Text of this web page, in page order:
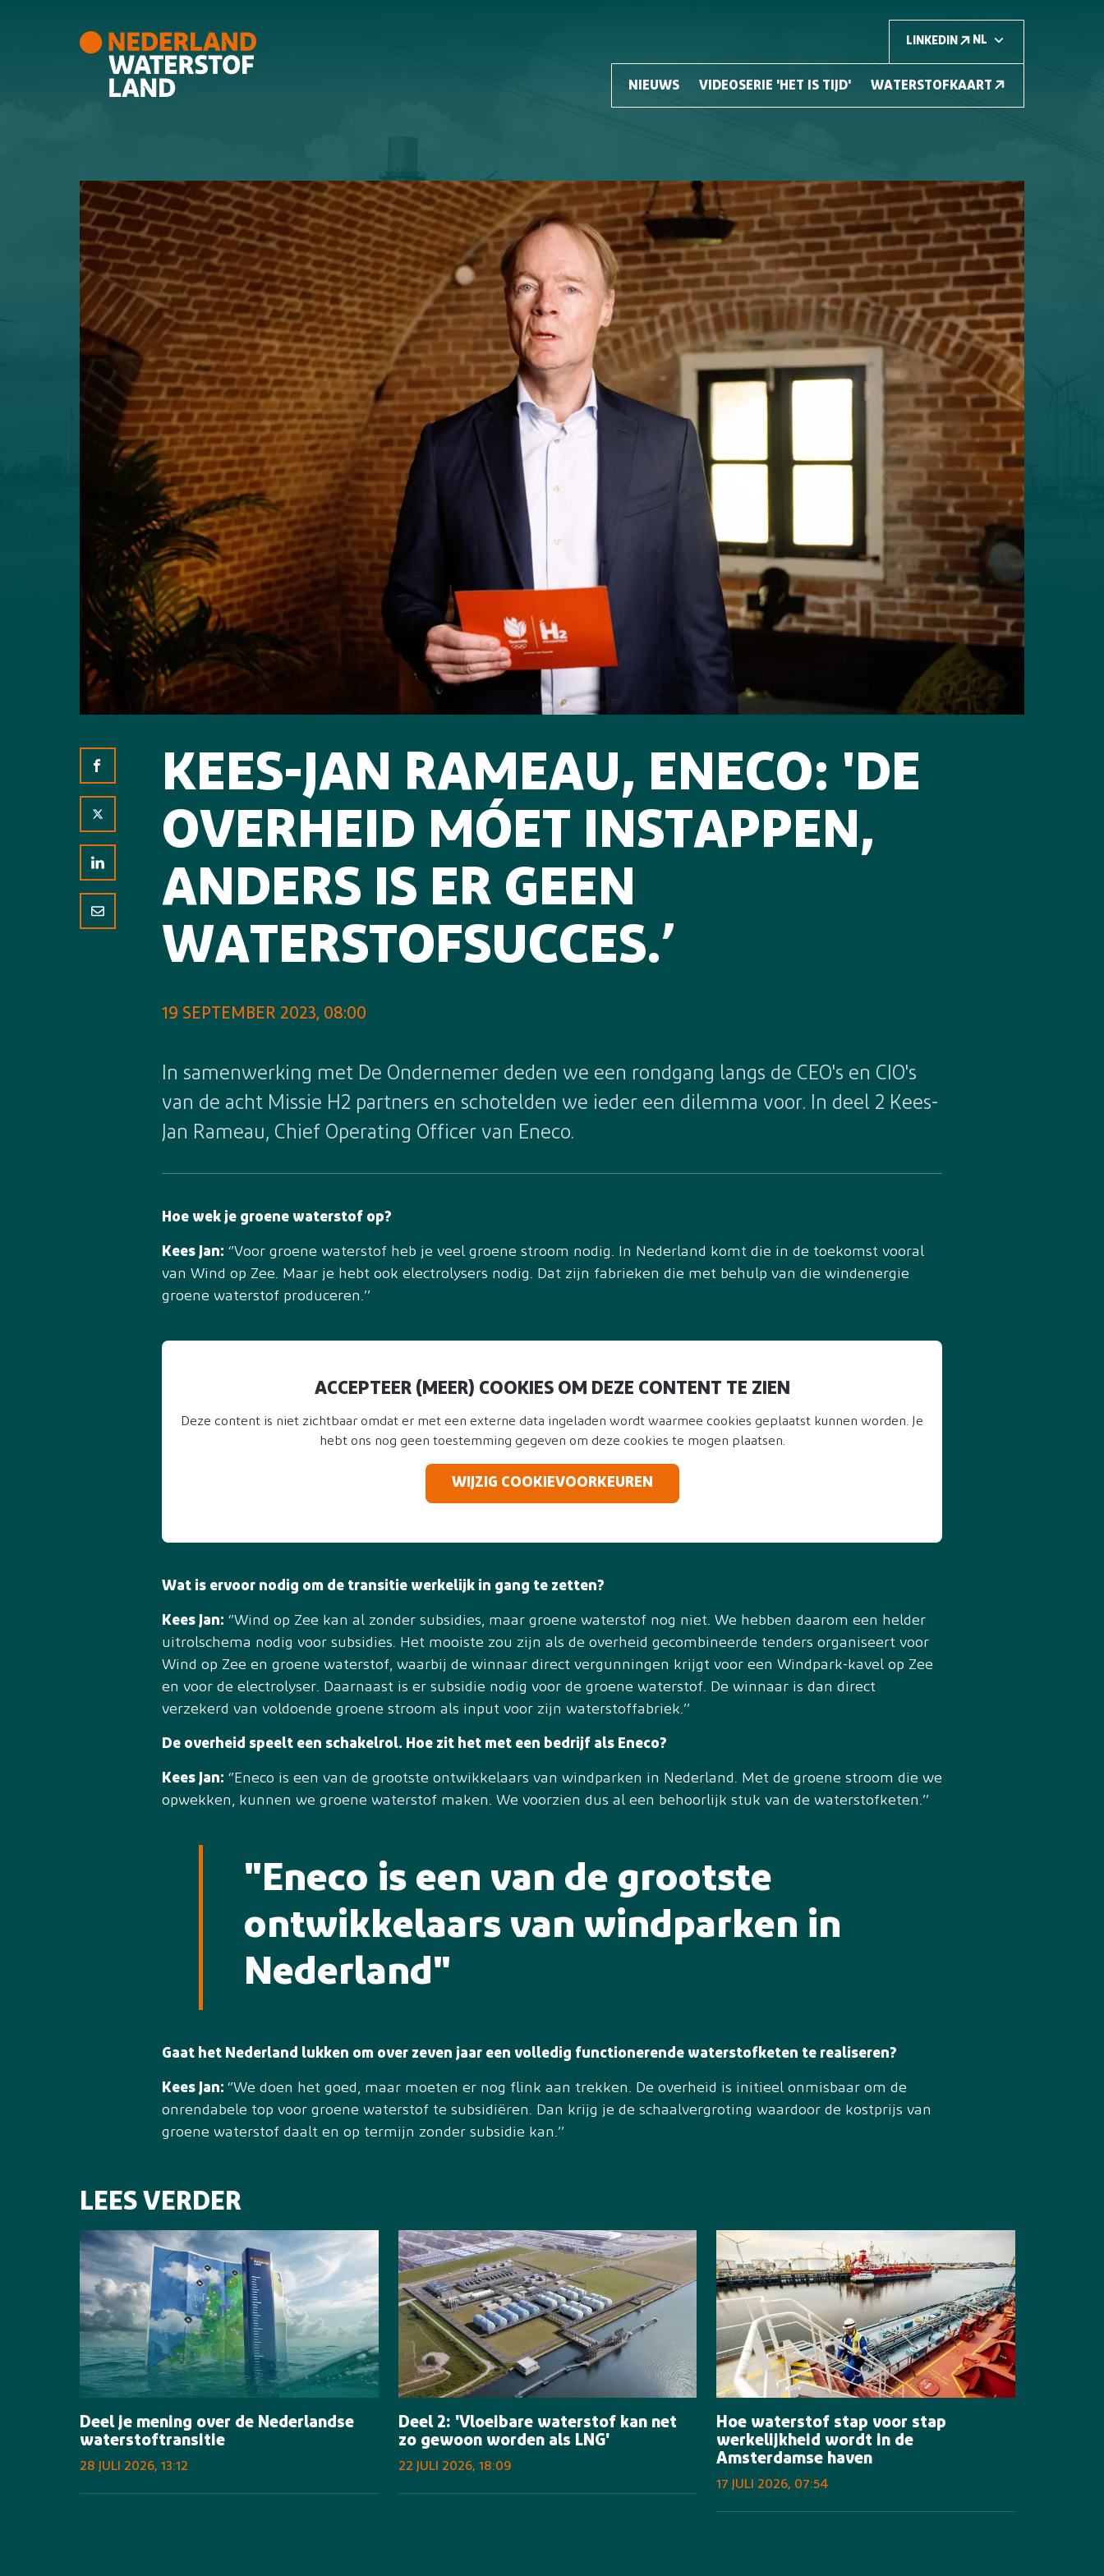
LINKEDIN
NIEUWS VIDEOSERIE 'HET IS TIJD' WATERSTOFKAART
KEES-JAN RAMEAU, ENECO: 'DE
OVERHEID MÓET INSTAPPEN,
ANDERS IS ER GEEN
WATERSTOFSUCCES.’
19 SEPTEMBER 2023, 08:00
In samenwerking met De Ondernemer deden we een rondgang langs de CEO's en CIO's
van de acht Missie H2 partners en schotelden we ieder een dilemma voor. In deel 2 Kees-
Jan Rameau, Chief Operating Officer van Eneco.
Hoe wek je groene waterstof op?
Kees Jan: ‘’Voor groene waterstof heb je veel groene stroom nodig. In Nederland komt die in de toekomst vooral
van Wind op Zee. Maar je hebt ook electrolysers nodig. Dat zijn fabrieken die met behulp van die windenergie
groene waterstof produceren.’’
ACCEPTEER (MEER) COOKIES OM DEZE CONTENT TE ZIEN
Deze content is niet zichtbaar omdat er met een externe data ingeladen wordt waarmee cookies geplaatst kunnen worden. Je
hebt ons nog geen toestemming gegeven om deze cookies te mogen plaatsen.
WIJZIG COOKIEVOORKEUREN
Wat is ervoor nodig om de transitie werkelijk in gang te zetten?
Kees Jan: ‘’Wind op Zee kan al zonder subsidies, maar groene waterstof nog niet. We hebben daarom een helder
uitrolschema nodig voor subsidies. Het mooiste zou zijn als de overheid gecombineerde tenders organiseert voor
Wind op Zee en groene waterstof, waarbij de winnaar direct vergunningen krijgt voor een Windpark-kavel op Zee
en voor de electrolyser. Daarnaast is er subsidie nodig voor de groene waterstof. De winnaar is dan direct
verzekerd van voldoende groene stroom als input voor zijn waterstoffabriek.’’
De overheid speelt een schakelrol. Hoe zit het met een bedrijf als Eneco?
Kees Jan: ‘’Eneco is een van de grootste ontwikkelaars van windparken in Nederland. Met de groene stroom die we
opwekken, kunnen we groene waterstof maken. We voorzien dus al een behoorlijk stuk van de waterstofketen.’’
"Eneco is een van de grootste
ontwikkelaars van windparken in
Nederland"
Gaat het Nederland lukken om over zeven jaar een volledig functionerende waterstofketen te realiseren?
Kees Jan: ‘’We doen het goed, maar moeten er nog flink aan trekken. De overheid is initieel onmisbaar om de
onrendabele top voor groene waterstof te subsidiëren. Dan krijg je de schaalvergroting waardoor de kostprijs van
groene waterstof daalt en op termijn zonder subsidie kan.’’
LEES VERDER
Deel je mening over de Nederlandse
waterstoftransitie
28 JULI 2026, 13:12
Deel 2: 'Vloeibare waterstof kan net
zo gewoon worden als LNG'
22 JULI 2026, 18:09
Hoe waterstof stap voor stap
werkelijkheid wordt in de
Amsterdamse haven
17 JULI 2026, 07:54